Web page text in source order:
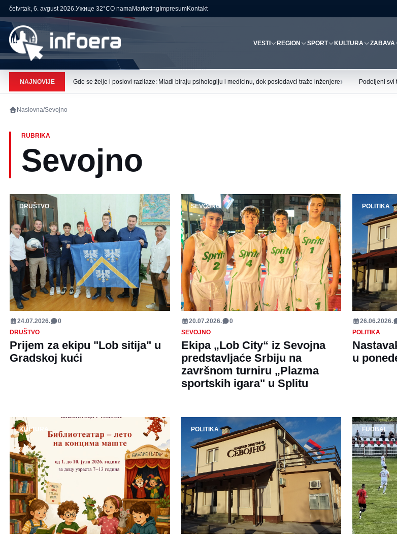
četvrtak, 6. avgust 2026.Ужице 32°CO namaMarketing ImpresumKontakt
VESTI REGION SPORT KULTURA ZABAVA
NAJNOVIJE Gde se želje i poslovi razilaze: Mladi biraju psihologiju i medicinu, dok poslodavci traže inženjere› Podeljeni svi
Naslovna/Sevojno
RUBRIKA
Sevojno
DRUŠTVO
24.07.2026.
0
DRUŠTVO
Prijem za ekipu "Lob sitija" u
Gradskoj kući
SEVOJNO
20.07.2026.
0
SEVOJNO
Ekipa „Lob City“ iz Sevojna
predstavljaće Srbiju na
završnom turniru „Plazma
sportskih igara" u Splitu
POLITIKA
26.06.2026.
POLITIKA
u
KULTURA POLITIKA FUDBAL